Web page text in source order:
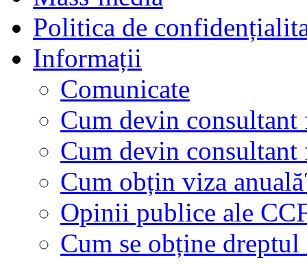
Politica de
Informații
Comunicate
Cum devin consultant
Cum devin consultant
Cum obțin viza
Opinii publice ale
Cum se obține